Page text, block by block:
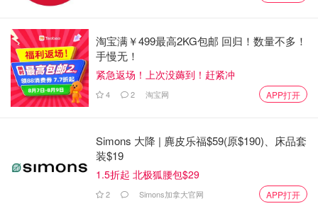
淘宝满￥499最高2KG包邮 回归！数量不多！
手慢无！
紧急返场！上次没薅到！赶紧冲
4 2 淘宝网 APP打开
Simons 大降 | 麂皮乐福$59(原$190)、床品套
装$19
1.5折起 北极狐腰包$29
2 Simons加拿大官网 APP打开